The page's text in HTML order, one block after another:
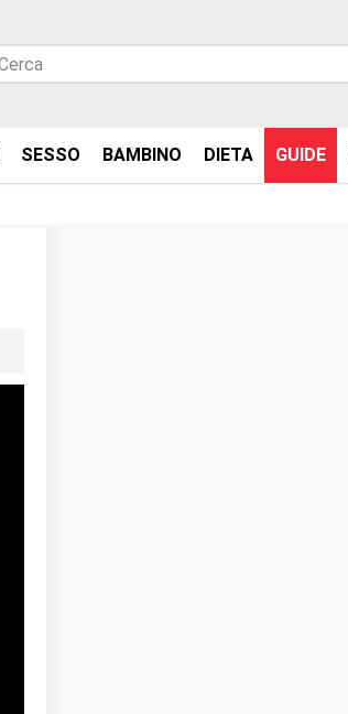
SESSO BAMBINO DIETA GUIDE